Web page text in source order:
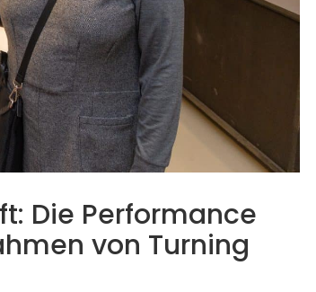
Die Performance
von Turning